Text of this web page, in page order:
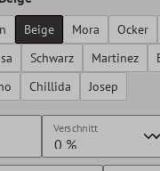
Beige Mora Ocker
Schwarz Martinez
Chillida Josep
Verschnitt